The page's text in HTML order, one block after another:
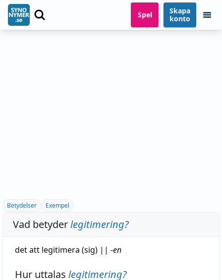
Spel
Skapa
konto
Betydelser Exempel
Vad betyderlegitimering?
det att legitimera (sig) || -en
Hur uttalas legitimering?